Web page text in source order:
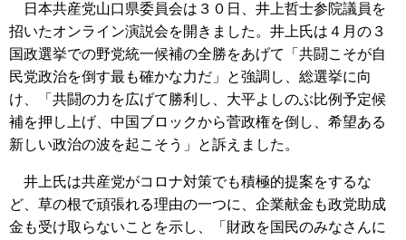
日本共産党山口県委員会は３０日、井上哲士参院議員を
招いたオンライン演説会を開きました。井上氏は４月の３
国政選挙での野党統一候補の全勝をあげて「共闘こそが自
民党政治を倒す最も確かな力だ」と強調し、総選挙に向
け、「共闘の力を広げて勝利し、大平よしのぶ比例予定候
補を押し上げ、中国ブロックから菅政権を倒し、希望ある
新しい政治の波を起こそう」と訴えました。
井上氏は共産党がコロナ対策でも積極的提案をするな
ど、草の根で頑張れる理由の一つに、企業献金も政党助成
金も受け取らないことを示し、「財政を国民のみなさんに